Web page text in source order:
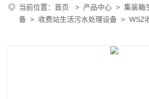
当前位置：首页 > 产品中心 >集装箱
备 > 收费站生活污水处理设备 > WSZ